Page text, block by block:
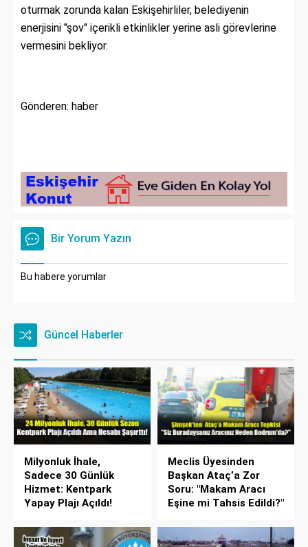
oturmak zorunda kalan Eskişehirliler, belediyenin
enerjisini "şov" içerikli etkinlikler yerine asli görevlerine
vermesini bekliyor.
Gönderen: haber
Bir Yorum Yazın
Bu habere yorumlar
Güncel Haberler
Milyonluk İhale,
Sadece 30 Günlük
Hizmet: Kentpark
Yapay Plajı Açıldı!
Meclis Üyesinden
Başkan Ataç’a Zor
Soru: "Makam Aracı
Eşine mi Tahsis Edildi?"